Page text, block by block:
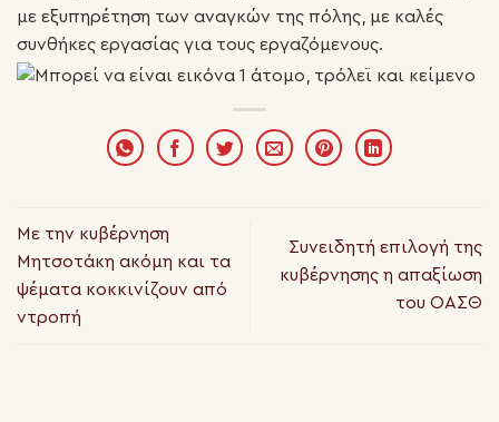
με εξυπηρέτηση των αναγκών της πόλης, με καλές
συνθήκες εργασίας για τους εργαζόμενους.
Με την κυβέρνηση
Μητσοτάκη ακόμη και τα
ψέματα κοκκινίζουν από
ντροπή
Συνειδητή επιλογή της
κυβέρνησης η απαξίωση
του ΟΑΣΘ